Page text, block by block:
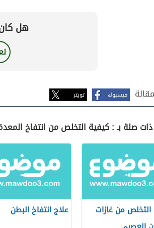
هل
فيسبوك تويتر
صلة بـ : كيفية التخلص من انتفاخ
من غازات
علاج انتفاخ البطن